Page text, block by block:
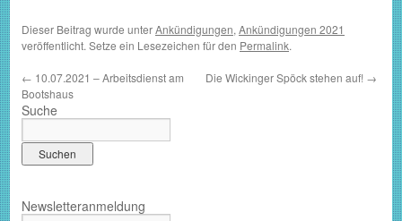
Dieser Beitrag wurde unterAnkündigungen, Ankündigungen 2021
veröffentlicht. Setze ein Lesezeichen für den Permalink.
← 10.07.2021 – Arbeitsdienst am
Bootshaus
Die Wickinger Spöck stehen auf! →
Suche
Newsletteranmeldung